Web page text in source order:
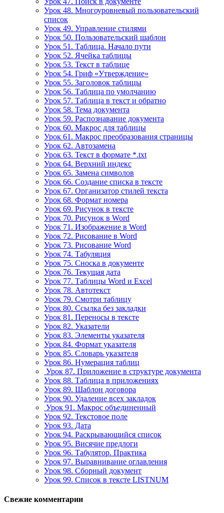
Урок 48. Многоуровневый пользовательский
список
Урок 49. Управление стилями
Урок 50. Пользовательский шаблон
Урок 51. Таблица. Начало пути
Урок 52. Ячейка таблицы
Урок 53. Текст в таблице
Урок 54. Гриф «Утверждение»
Урок 55. Заголовок таблицы
Урок 56. Таблица по умолчанию
Урок 57. Таблица в текст и обратно
Урок 58. Тема документа
Урок 59. Распознавание документа
Урок 60. Макрос для таблицы
Урок 61. Макрос преобразования страницы
Урок 62. Автозамена
Урок 63. Текст в формате *.txt
Урок 64. Верхний индекс
Урок 65. Замена символов
Урок 66. Создание списка в тексте
Урок 67. Организатор стилей текста
Урок 68. Формат номера
Урок 69. Рисунок в тексте
Урок 70. Рисунок в Word
Урок 71. Изображение в Word
Урок 72. Рисование в Word
Урок 73. Рисование Word
Урок 74. Табуляция
Урок 75. Сноска в документе
Урок 76. Текущая дата
Урок 77. Таблицы Word и Excel
Урок 78. Автотекст
Урок 79. Смотри таблицу
Урок 80. Ссылка без закладки
Урок 81. Переносы в тексте
Урок 82. Указатели
Урок 83. Элементы указателя
Урок 84. Формат указателя
Урок 85. Словарь указателя
Урок 86. Нумерация таблиц
Урок 87. Приложение в структуре документа
Урок 88. Таблица в приложениях
Урок 89. Шаблон договора
Урок 90. Удаление всех закладок
Урок 91. Макрос объединенный
Урок 92. Текстовое поле
Урок 93. Дата
Урок 94. Раскрывающийся список
Урок 95. Висячие предлоги
Урок 96. Табулятор. Практика
Урок 97. Выравнивание оглавления
Урок 98. Сборный документ
Урок 99. Список в тексте LISTNUM
Свежие комментарии